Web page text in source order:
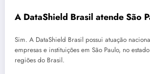
A DataShield Brasil atende São
Sim. A DataShield Brasil possui atuação
empresas e instituições em São Paulo, no
regiões do Brasil.